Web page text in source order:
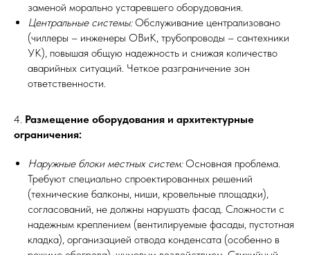
заменой морально устаревшего оборудования.
Центральные системы:Обслуживание централизовано
(чиллеры – инженеры ОВиК, трубопроводы – сантехники
УК), повышая общую надежность и снижая количество
аварийных ситуаций. Четкое разграничение зон
ответственности.
4. Размещение оборудования и архитектурные
ограничения:
Наружные блоки местных систем:Основная проблема.
Требуют специально спроектированных решений
(технические балконы, ниши, кровельные площадки),
согласований, не должны нарушать фасад. Сложности с
надежным креплением (вентилируемые фасады, пустотная
кладка), организацией отвода конденсата (особенно в